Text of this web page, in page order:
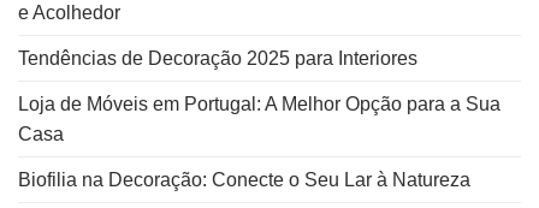
e Acolhedor
Tendências de Decoração 2025 para Interiores
Loja de Móveis em Portugal: A Melhor Opção para a Sua
Casa
Biofilia na Decoração: Conecte o Seu Lar à Natureza